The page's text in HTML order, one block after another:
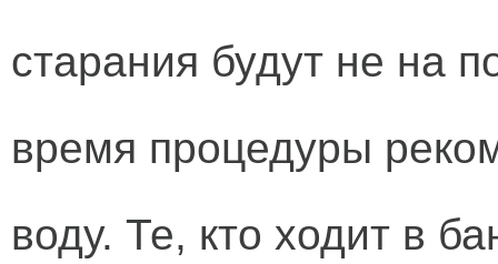
старания будут не на
время процедуры
воду. Те, кто ходит в